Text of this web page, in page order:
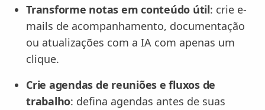
Transforme notas em conteúdo útil: crie e-
mails de acompanhamento, documentação
ou atualizações com a IA com apenas um
clique.
Crie agendas de reuniões e fluxos de
trabalho: defina agendas antes de suas